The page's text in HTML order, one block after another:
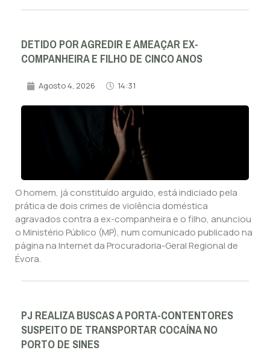
DETIDO POR AGREDIR E AMEAÇAR EX-
COMPANHEIRA E FILHO DE CINCO ANOS
Agosto 4, 2026 14:31
O homem, já constituído arguido, está indiciado pela
prática de dois crimes de violência doméstica
agravados contra a ex-companheira e o filho, anunciou
o Ministério Público (MP), num comunicado publicado na
página na Internet da Procuradoria-Geral Regional de
Évora.
PJ REALIZA BUSCAS A PORTA-CONTENTORES
SUSPEITO DE TRANSPORTAR COCAÍNA NO
PORTO DE SINES